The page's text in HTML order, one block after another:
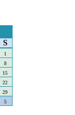
S
1
8
15
22
29
5